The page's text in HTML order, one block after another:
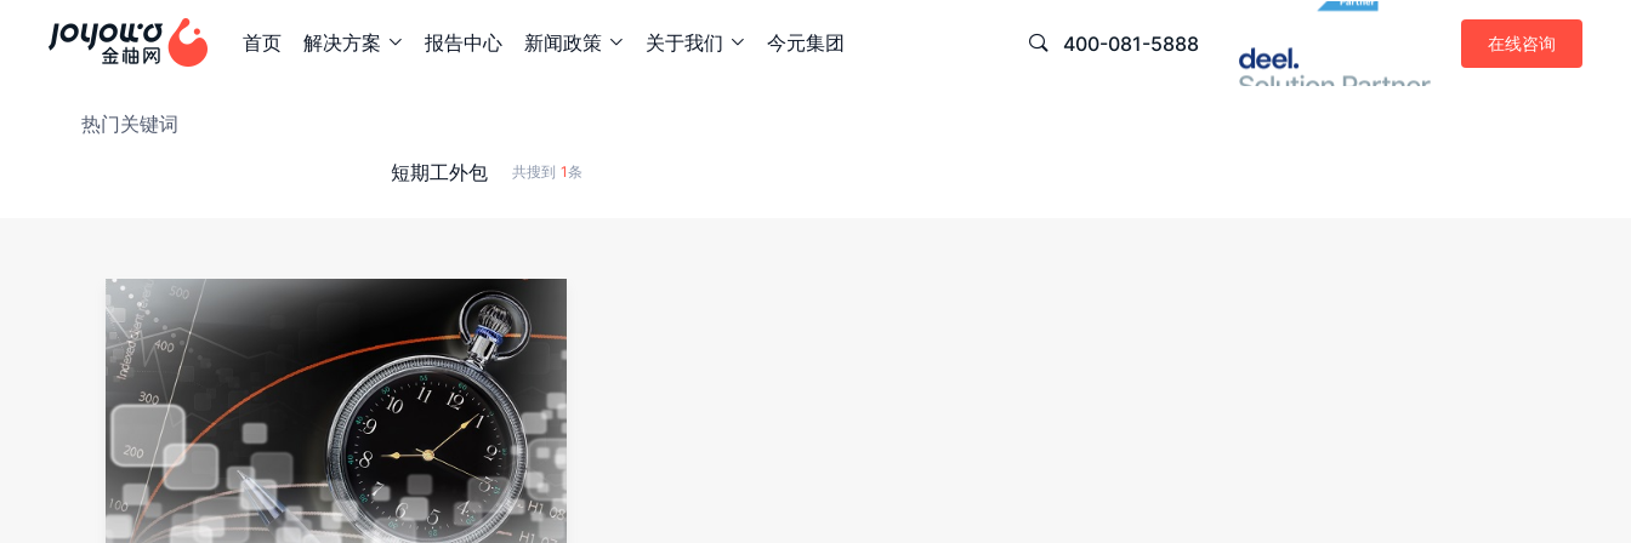
首页 解决方案  报告中心 新闻政策  关于我们  今元集团  400-081-5888 在线咨询
热门关键词
短期工外包
共搜到 1条